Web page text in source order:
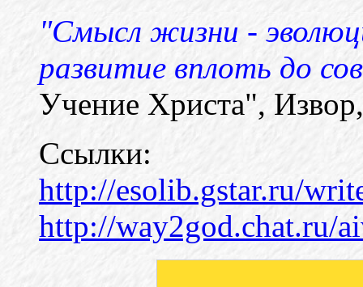
"Смысл жизни -
развитие вплоть до
Учение Христа",
Ссылки:
http://esolib.gstar.ru/
http://way2god.chat.ru/